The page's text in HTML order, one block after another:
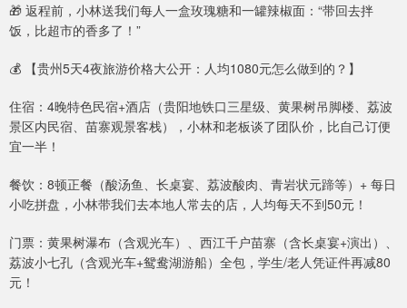
🎁 返程前，小林送我们每人一盒玫瑰糖和一罐辣椒面：“带回去拌
饭，比超市的香多了！”
💰 【贵州5天4夜旅游价格大公开：人均1080元怎么做到的？】
住宿：4晚特色民宿+酒店（贵阳地铁口三星级、黄果树吊脚楼、荔波
景区内民宿、苗寨观景客栈），小林和老板谈了团队价，比自己订便
宜一半！
餐饮：8顿正餐（酸汤鱼、长桌宴、荔波酸肉、青岩状元蹄等）+ 每日
小吃拼盘，小林带我们去本地人常去的店，人均每天不到50元！
门票：黄果树瀑布（含观光车）、西江千户苗寨（含长桌宴+演出）、
荔波小七孔（含观光车+鸳鸯湖游船）全包，学生/老人凭证件再减80
元！